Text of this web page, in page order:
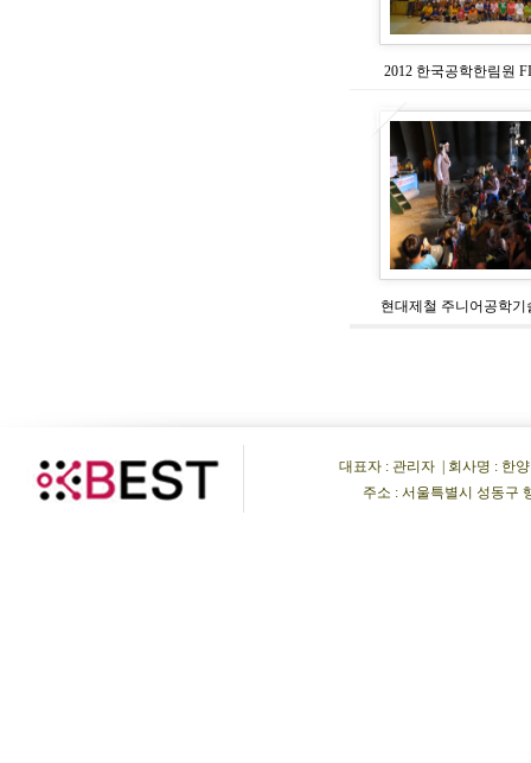
2012 한국공학한림원
현대제철 주니어공학기
대표자 : 관리자 | 회사명 : 한양
주소 : 서울특별시 성동구